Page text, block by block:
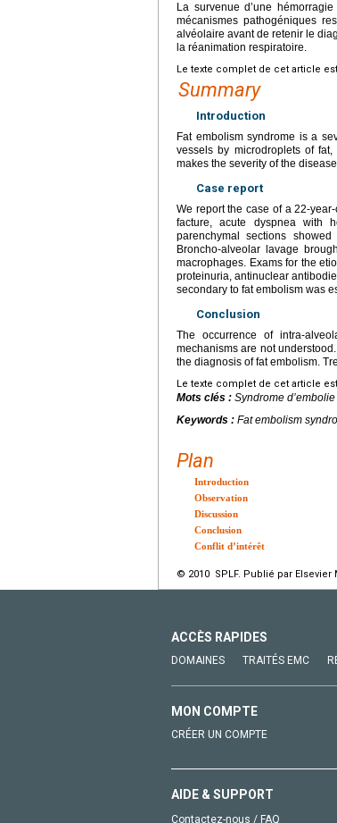
La survenue d’une
mécanismes pathogéniques
alvéolaire avant de retenir le
la réanimation respiratoire.
Le texte complet de cet article
Summary
Introduction
Fat embolism syndrome is a
vessels by microdroplets of
makes the severity of the
Case report
We report the case of a 22-
facture, acute dyspnea with
parenchymal sections
Broncho-alveolar lavage
macrophages. Exams for the
proteinuria, antinuclear
secondary to fat embolism was
Conclusion
The occurrence of intra-
mechanisms are not
the diagnosis of fat embolism.
Le texte complet de cet article
Mots clés : Syndrome
Keywords : Fat embolism
Plan
Introduction
Observation
Discussion
Conclusion
Conflit d’intérêt
© 2010 SPLF. Publié par Elsevier
ACCÈS RAPIDES
DOMAINES TRAITÉS EMC
MON COMPTE
CRÉER UN COMPTE
AIDE & SUPPORT
Contactez-nous / FAQ